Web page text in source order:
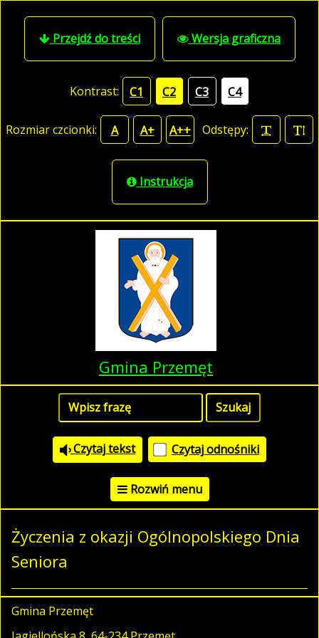
Przejdź do treści Wersja graficzna
Kontrast: C1 C2 C3 C4
Rozmiar czcionki: A A+ A++ Odstępy:
Instrukcja
Gmina Przemęt
Czytaj tekst Czytaj odnośniki
Rozwiń menu
Życzenia z okazji Ogólnopolskiego Dnia
Seniora
Gmina Przemęt